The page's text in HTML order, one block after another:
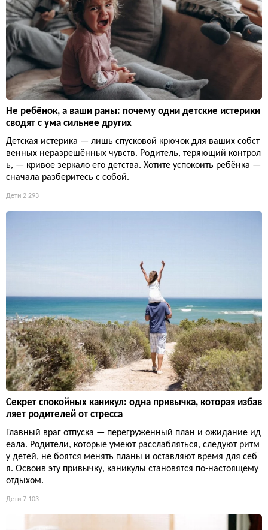
Не ребёнок, а ваши раны: почему одни детские истерики
сводят с ума сильнее других
Детская истерика — лишь спусковой крючок для ваших собст
венных неразрешённых чувств. Родитель, теряющий контрол
ь, — кривое зеркало его детства. Хотите успокоить ребёнка —
сначала разберитесь с собой.
Дети 2 293
Секрет спокойных каникул: одна привычка, которая избав
ляет родителей от стресса
Главный враг отпуска — перегруженный план и ожидание ид
еала. Родители, которые умеют расслабляться, следуют ритм
у детей, не боятся менять планы и оставляют время для себ
я. Освоив эту привычку, каникулы становятся по-настоящему
отдыхом.
Дети 7 103